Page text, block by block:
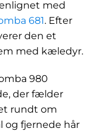
med
681. Efter
den et
med kæledyr.
980
der fælder
rundt om
og fjernede hår